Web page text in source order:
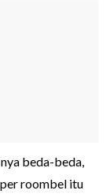
beda-beda,
per roombel itu